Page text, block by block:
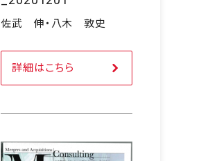
佐武 伸・八木 敦史
詳細はこちら